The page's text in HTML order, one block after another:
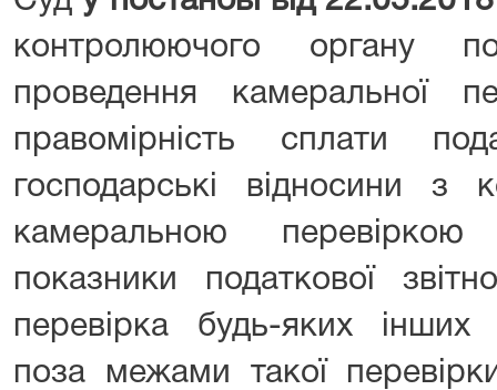
контролюючого органу
проведення камеральної
правомірність сплати
господарські відносини з
камеральною
показники податкової
перевірка будь-яких інших
поза межами такої